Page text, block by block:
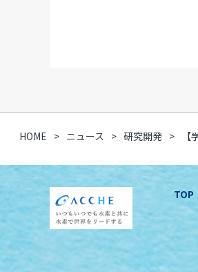
HOME ニュース 研究開発
TOP